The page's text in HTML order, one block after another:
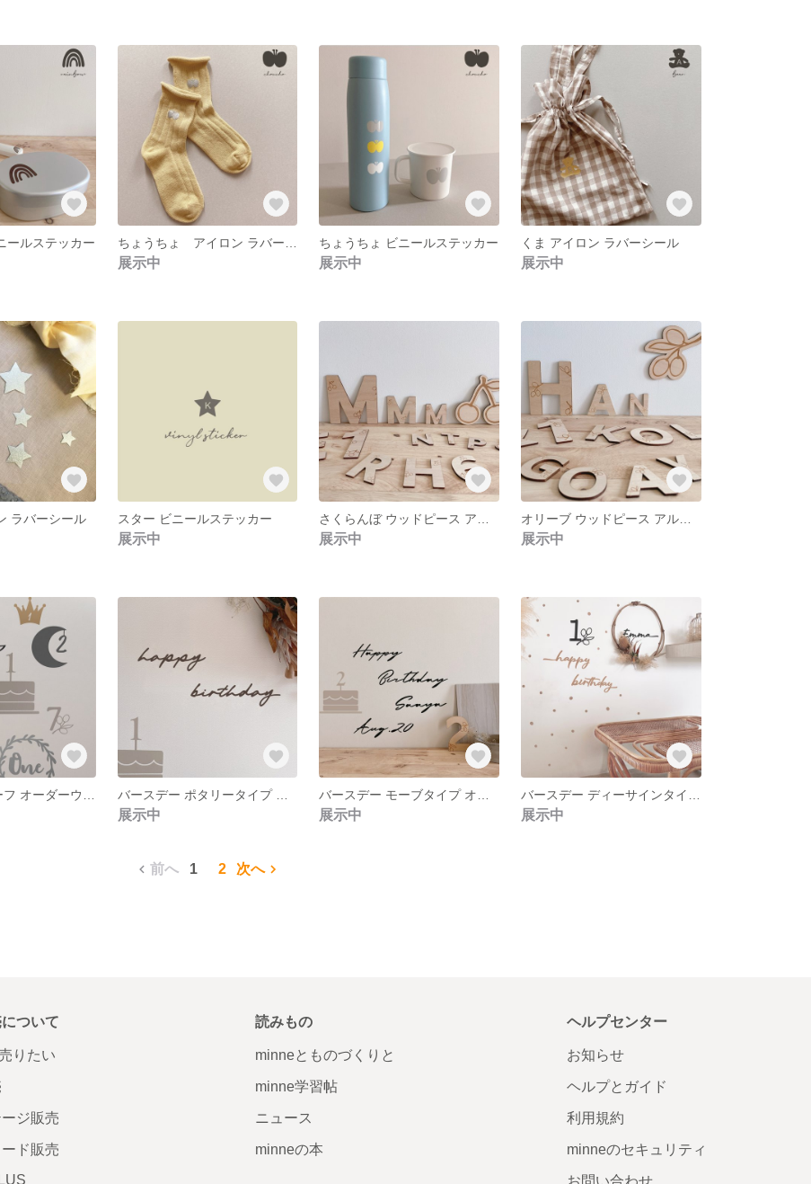
ールステッカー
展示中
ちょうちょ ビニールステッカー
展示中
くま アイロン ラバーシール
展示中
ラバーシール スター ビニールステッカー
展示中 展示中 展示中
展示中 展示中 展示中
前へ 1 2 次へ
ついて
りたい
ジ販売
ド販売
読みもの
minneとものづくりと
minne学習帖
ニュース
minneの本
ヘルプセンター
お知らせ
ヘルプとガイド
利用規約
minneのセキュリティ
お問い合わせ